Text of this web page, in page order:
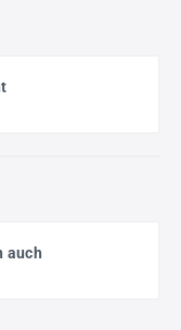
auch